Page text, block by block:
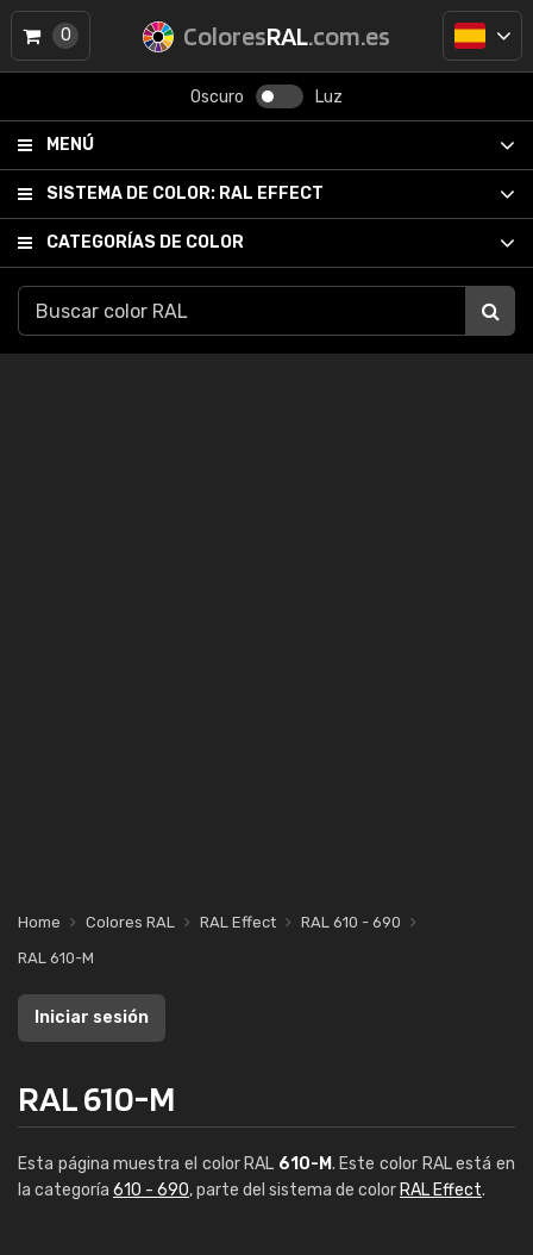
ColoresRAL.com.es
Oscuro Luz
MENÚ
SISTEMA DE COLOR: RAL EFFECT
CATEGORÍAS DE COLOR
0
Home Colores RAL RAL Effect
RAL 610 - 690
RAL 610-M
Iniciar sesión
RAL 610-M
Esta página muestra el color RAL 610-M. Este color RAL está en
la categoría 610 - 690, parte del sistema de color RAL Effect.